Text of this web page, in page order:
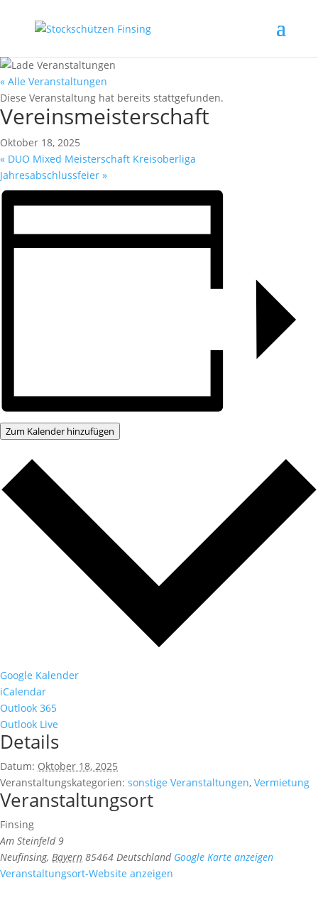
« Alle Veranstaltungen
Diese Veranstaltung hat bereits stattgefunden.
Vereinsmeisterschaft
Oktober 18, 2025
« DUO Mixed Meisterschaft Kreisoberliga
Jahresabschlussfeier »
Zum Kalender hinzufügen
Google Kalender
iCalendar
Outlook 365
Outlook Live
Details
Datum: Oktober 18, 2025
Veranstaltungskategorien: sonstige Veranstaltungen, Vermietung
Veranstaltungsort
Finsing
Am Steinfeld 9
Neufinsing, Bayern 85464 Deutschland Google Karte anzeigen
Veranstaltungsort-Website anzeigen